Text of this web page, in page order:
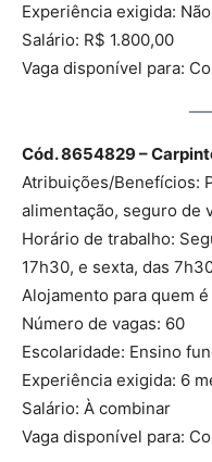
Experiência exigida:
Salário: R$ 1.800,00
Vaga disponível para:
Cód. 8654829 –
Atribuições/Benefícios:
alimentação, seguro de
Horário de trabalho:
17h30, e sexta, das
Alojamento para quem
Número de vagas: 60
Escolaridade: Ensino
Experiência exigida: 6
Salário: À combinar
Vaga disponível para: